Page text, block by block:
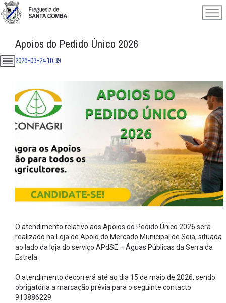
Apoios do Pedido Único 2026
2026-03-24 10:39
O atendimento relativo aos Apoios do Pedido Único 2026 será
realizado na Loja de Apoio do Mercado Municipal de Seia, situada
ao lado da loja do serviço APdSE – Águas Públicas da Serra da
Estrela.
O atendimento decorrerá até ao dia 15 de maio de 2026, sendo
obrigatória a marcação prévia para o seguinte contacto
913886229.